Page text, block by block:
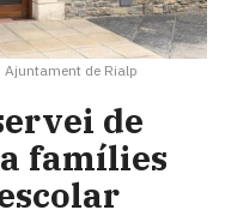
Ajuntament de Rialp
de
famílies